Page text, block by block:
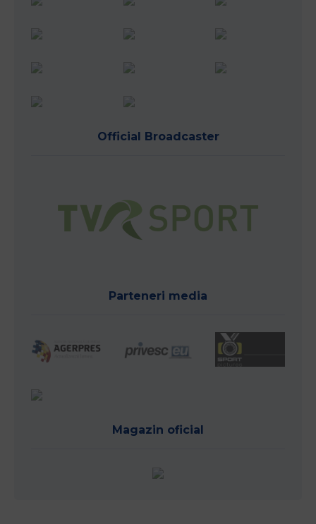
Official Broadcaster
Parteneri media
Magazin oficial